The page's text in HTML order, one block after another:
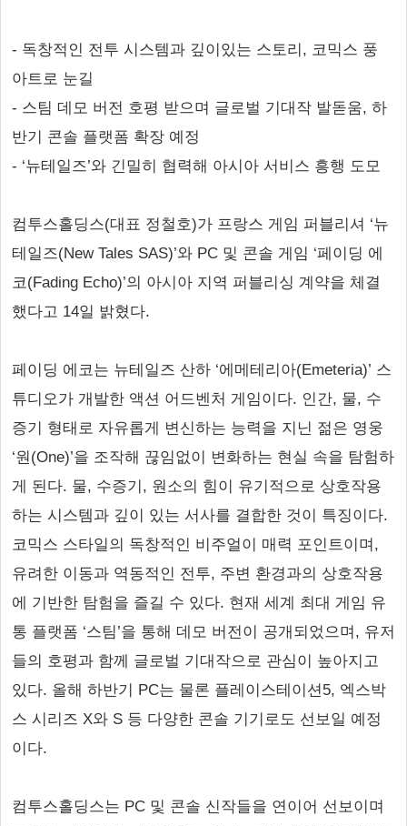
- 독창적인 전투 시스템과 깊이있는 스토리, 코믹스 풍
아트로 눈길
- 스팀 데모 버전 호평 받으며 글로벌 기대작 발돋움, 하
반기 콘솔 플랫폼 확장 예정
- ‘뉴테일즈’와 긴밀히 협력해 아시아 서비스 흥행 도모
컴투스홀딩스(대표 정철호)가 프랑스 게임 퍼블리셔 ‘뉴
테일즈(New Tales SAS)’와 PC 및 콘솔 게임 ‘페이딩 에
코(Fading Echo)’의 아시아 지역 퍼블리싱 계약을 체결
했다고 14일 밝혔다.
페이딩 에코는 뉴테일즈 산하 ‘에메테리아(Emeteria)’ 스
튜디오가 개발한 액션 어드벤처 게임이다. 인간, 물, 수
증기 형태로 자유롭게 변신하는 능력을 지닌 젊은 영웅
‘원(One)’을 조작해 끊임없이 변화하는 현실 속을 탐험하
게 된다. 물, 수증기, 원소의 힘이 유기적으로 상호작용
하는 시스템과 깊이 있는 서사를 결합한 것이 특징이다.
코믹스 스타일의 독창적인 비주얼이 매력 포인트이며,
유려한 이동과 역동적인 전투, 주변 환경과의 상호작용
에 기반한 탐험을 즐길 수 있다. 현재 세계 최대 게임 유
통 플랫폼 ‘스팀’을 통해 데모 버전이 공개되었으며, 유저
들의 호평과 함께 글로벌 기대작으로 관심이 높아지고
있다. 올해 하반기 PC는 물론 플레이스테이션5, 엑스박
스 시리즈 X와 S 등 다양한 콘솔 기기로도 선보일 예정
이다.
컴투스홀딩스는 PC 및 콘솔 신작들을 연이어 선보이며